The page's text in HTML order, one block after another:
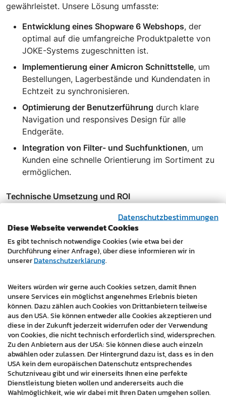
gewährleistet. Unsere Lösung umfasste:
Entwicklung eines Shopware 6 Webshops, der
optimal auf die umfangreiche Produktpalette von
JOKE-Systems zugeschnitten ist.
Implementierung einer Amicron Schnittstelle, um
Bestellungen, Lagerbestände und Kundendaten in
Echtzeit zu synchronisieren.
Optimierung der Benutzerführung durch klare
Navigation und responsives Design für alle
Endgeräte.
Integration von Filter- und Suchfunktionen, um
Kunden eine schnelle Orientierung im Sortiment zu
ermöglichen.
Technische Umsetzung und ROI
: Maximale Flexibilität und
Skalierbarkeit.
Schnittstelle zu Amicron Faktura:
Vollautomatisierte Synchronisierung für effiziente
SEO-Optimierung : Verbessertes Ranking und
gesteigerter Traffic auf der Website.
Schnelle Ladezeiten: Für ein optimiertes
Nutzererlebnis, auch bei großen Produktmengen.
Die Umsetzung führte zu einer spürbaren
Effizienzsteigerung in der internen Warenwirtschaft und
einer deutlichen Verbesserung der
Benutzerzufriedenheit.
Datenschutzbestimmungen
Diese Webseite verwendet Cookies
Es gibt technisch notwendige Cookies (wie etwa bei der
Durchführung einer Anfrage), über diese informieren wir in
unsererDatenschutzerklärung.
Weiters würden wir gerne auch Cookies setzen, damit Ihnen
unsere Services ein möglichst angenehmes Erlebnis bieten
können. Dazu zählen auch Cookies von Drittanbietern teilweise
aus den USA. Sie können entweder alle Cookies akzeptieren und
diese in der Zukunft jederzeit widerrufen oder der Verwendung
von Cookies, die nicht technisch erforderlich sind, widersprechen.
Zu den Anbietern aus der USA: Sie können diese auch einzeln
abwählen oder zulassen. Der Hintergrund dazu ist, dass es in den
USA kein dem europäischen Datenschutz entsprechendes
Schutzniveau gibt und wir einerseits Ihnen eine perfekte
Dienstleistung bieten wollen und andererseits auch die
Wahlmöglichkeit, wie wir dabei mit Ihren Daten umgehen sollen.